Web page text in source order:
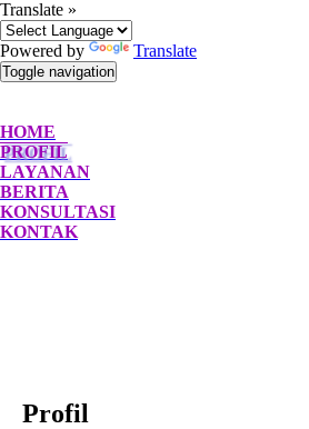
Translate »
Powered by Translate
Toggle navigation
HOME
PROFIL
LAYANAN
BERITA
KONSULTASI
KONTAK
Profil